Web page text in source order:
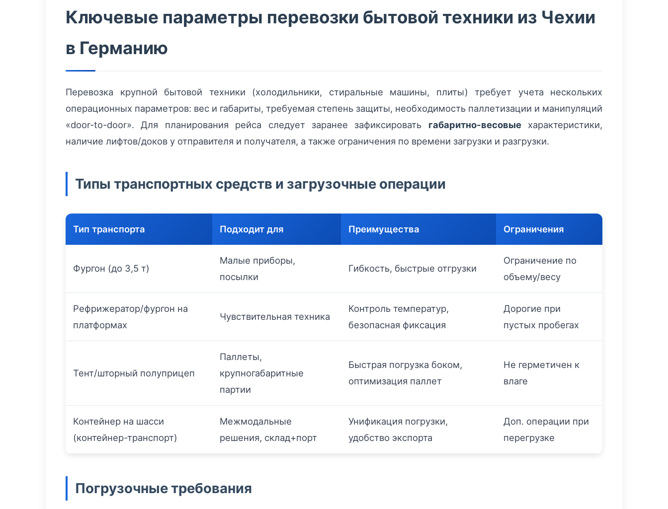
Ключевые параметры перевозки бытовой техники из Чехии
в Германию
Перевозка крупной бытовой техники (холодильники, стиральные машины, плиты) требует учета нескольких
операционных параметров: вес и габариты, требуемая степень защиты, необходимость паллетизации и манипуляций
«door-to-door». Для планирования рейса следует заранее зафиксировать габаритно-весовыехарактеристики,
наличие лифтов/доков у отправителя и получателя, а также ограничения по времени загрузки и разгрузки.
Типы транспортных средств и загрузочные операции
Тип транспорта Подходит для Преимущества Ограничения
Фургон (до 3,5 т)
Малые приборы,
посылки
Гибкость, быстрые отгрузки
Ограничение по
объему/весу
Рефрижератор/фургон на
платформах
Чувствительная техника
Контроль температур,
безопасная фиксация
Дорогие при
пустых пробегах
Тент/шторный полуприцеп
Паллеты,
крупногабаритные
партии
Быстрая погрузка боком,
оптимизация паллет
Не герметичен к
влаге
Контейнер на шасси
(контейнер-транспорт)
Межмодальные
решения, склад+порт
Унификация погрузки,
удобство экспорта
Доп. операции при
перегрузке
Погрузочные требования